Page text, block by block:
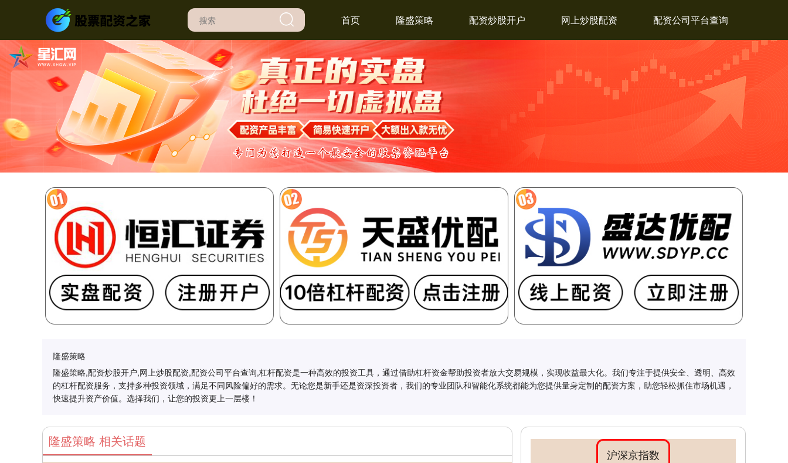
首页 隆盛策略 配资炒股开户 网上炒股配资 配资公司平台查询
隆盛策略
隆盛策略,配资炒股开户,网上炒股配资,配资公司平台查询,杠杆配资是一种高效的投资工具，通过借助杠杆资金帮助投资者放大交易规模，实现收益最大化。我们专注于提供安全、透明、高效
的杠杆配资服务，支持多种投资领域，满足不同风险偏好的需求。无论您是新手还是资深投资者，我们的专业团队和智能化系统都能为您提供量身定制的配资方案，助您轻松抓住市场机遇，
快速提升资产价值。选择我们，让您的投资更上一层楼！
隆盛策略 相关话题
沪深京指数